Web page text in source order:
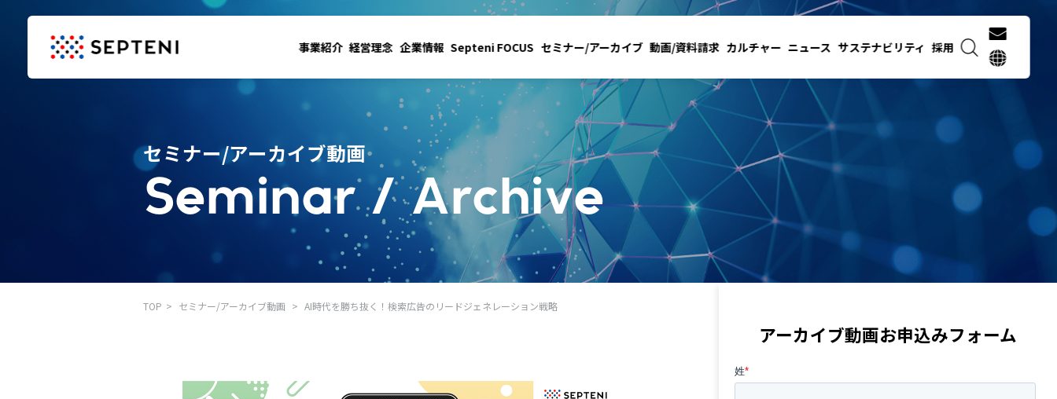
事業紹介 経営理念 企業情報 Septeni FOCUS セミナー/アーカイブ 動画/資料請求 カルチャー ニュース サステナビリティ 採用
セミナー/アーカイブ動画
Seminar / Archive
TOP セミナー/アーカイブ動画 AI時代を勝ち抜く！検索広告のリードジェネレーション戦略
アーカイブ動画お申込みフォーム